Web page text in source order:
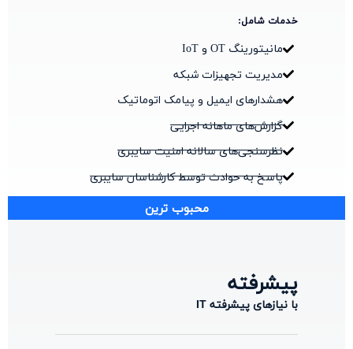
مانیتورینگ OT و IoT
مدیریت تجهیزات شبکه
هشدارهای ایمیل و پیامک اتوماتیک
گزارش‌های ماهانه اجرایی
نظرسنجی‌های سالانه امنیت سایبری
پاسخ به حوادث توسط کارشناسان سایبری
خدمات شامل:
پیشرفته
با نیازهای پیشرفته IT
محبوب ترین